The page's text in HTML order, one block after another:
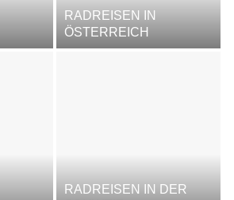
RADREISEN IN
ÖSTERREICH
RADREISEN IN DER